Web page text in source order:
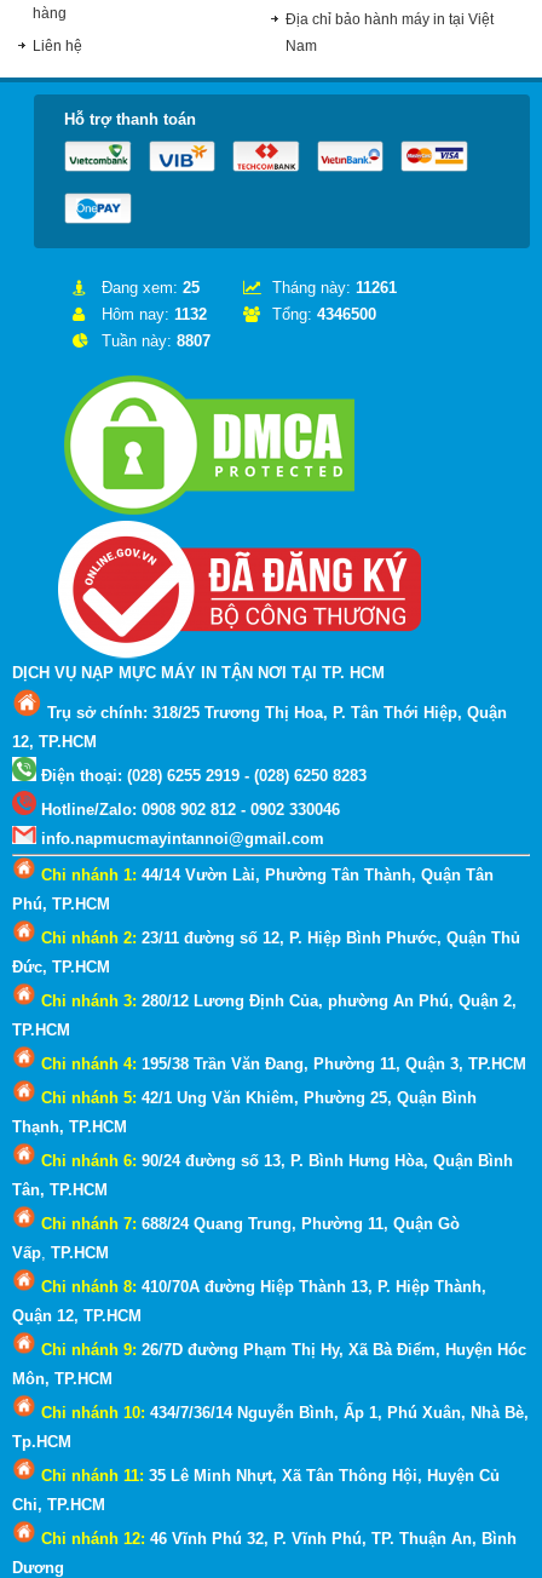
hàng
Liên hệ
Địa chỉ bảo hành máy in tại Việt
Nam
Hỗ trợ thanh toán
Đang xem: 25
Hôm nay: 1132
Tuần này: 8807
Tháng này: 11261
Tổng: 4346500
DỊCH VỤ NẠP MỰC MÁY IN TẬN NƠI TẠI TP. HCM
Trụ sở chính: 318/25 Trương Thị Hoa, P. Tân Thới Hiệp, Quận
12, TP.HCM
Điện thoại: (028) 6255 2919 - (028) 6250 8283
Hotline/Zalo: 0908 902 812 - 0902 330046
info.napmucmayintannoi@gmail.com
Chi nhánh 1: 44/14 Vườn Lài, Phường Tân Thành, Quận Tân
Phú, TP.HCM
Chi nhánh 2: 23/11 đường số 12, P. Hiệp Bình Phước, Quận Thủ
Đức, TP.HCM
Chi nhánh 3: 280/12 Lương Định Của, phường An Phú, Quận 2,
TP.HCM
Chi nhánh 4: 195/38 Trần Văn Đang, Phường 11, Quận 3, TP.HCM
Chi nhánh 5: 42/1 Ung Văn Khiêm, Phường 25, Quận Bình
Thạnh, TP.HCM
Chi nhánh 6: 90/24 đường số 13, P. Bình Hưng Hòa, Quận Bình
Tân, TP.HCM
Chi nhánh 7: 688/24 Quang Trung, Phường 11, Quận Gò
Vấp, TP.HCM
Chi nhánh 8: 410/70A đường Hiệp Thành 13, P. Hiệp Thành,
Quận 12, TP.HCM
Chi nhánh 9: 26/7D đường Phạm Thị Hy, Xã Bà Điểm, Huyện Hóc
Môn, TP.HCM
Chi nhánh 10: 434/7/36/14 Nguyễn Bình, Ấp 1, Phú Xuân, Nhà Bè,
Tp.HCM
Chi nhánh 11: 35 Lê Minh Nhựt, Xã Tân Thông Hội, Huyện Củ
Chi, TP.HCM
Chi nhánh 12: 46 Vĩnh Phú 32, P. Vĩnh Phú, TP. Thuận An, Bình
Dương